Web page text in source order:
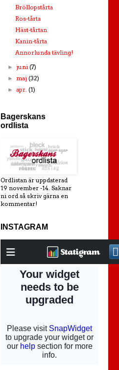
Bröllopstårta
Ros-tårta
Häst-tårtan
Kanin-tårta
Annorlunda tävling!
► juni(7)
► maj(32)
►apr.(1)
Bagerskans
ordlista
Ordlistan är uppdaterad
19 november -14. Saknar
ni ord så skriv gärna en
kommentar!
INSTAGRAM